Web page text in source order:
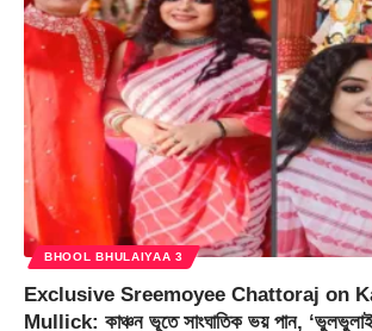
BHOOL BHULAIYAA 3
Exclusive Sreemoyee Chattoraj on
Mullick: কাঞ্চন ভূতে সাংঘাতিক ভয় পান,